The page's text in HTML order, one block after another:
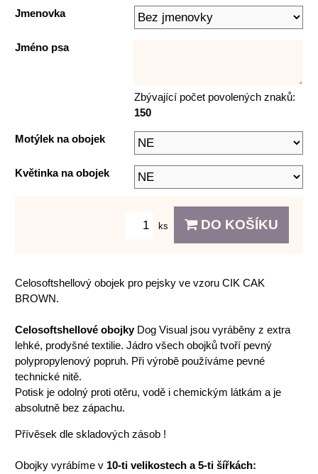
Jmenovka
Jméno psa
Zbývající počet povolených znaků:
150
Motýlek na obojek
Květinka na obojek
ks DO KOŠÍKU
Celosoftshellový obojek pro pejsky ve vzoru CIK CAK
BROWN.
Celosoftshellové obojky Dog Visual jsou vyráběny z extra
lehké, prodyšné textilie. Jádro všech obojků tvoří pevný
polypropylenový popruh. Při výrobě používáme pevné
technické nitě.
Potisk je odolný proti otěru, vodě i chemickým látkám a je
absolutně bez zápachu.
Přívěsek dle skladových zásob !
Obojky vyrábíme v 10-ti velikostech a 5-ti šířkách: